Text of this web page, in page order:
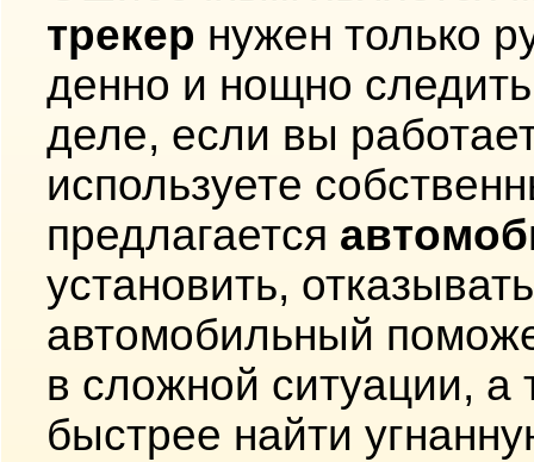
трекер нужен только
денно и нощно
деле, если вы
используете
предлагается
установить,
автомобильный
в сложной ситуации,
быстрее найти